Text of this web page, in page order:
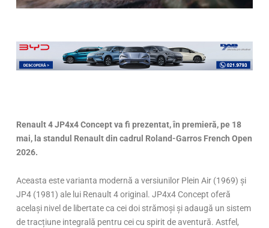
Renault 4 JP4x4 Concept va fi prezentat, în premieră, pe 18
mai, la standul Renault din cadrul Roland-Garros French Open
2026.
Aceasta este varianta modernă a versiunilor Plein Air (1969) și
JP4 (1981) ale lui Renault 4 original. JP4x4 Concept oferă
același nivel de libertate ca cei doi strămoși și adaugă un sistem
de tracțiune integrală pentru cei cu spirit de aventură. Astfel,